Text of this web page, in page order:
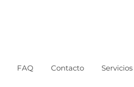
FAQ Contacto Servicios